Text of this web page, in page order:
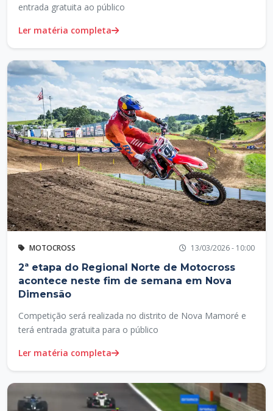
entrada gratuita ao público
Ler matéria completa
MOTOCROSS 13/03/2026 - 10:00
2ª etapa do Regional Norte de Motocross
acontece neste fim de semana em Nova
Dimensão
Competição será realizada no distrito de Nova Mamoré e
terá entrada gratuita para o público
Ler matéria completa